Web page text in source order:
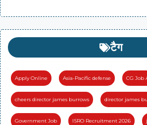
टैग
Apply Online Asia-Pacific defense CG Job
cheers director james burrows director james
Government Job ISRO Recruitment 2026